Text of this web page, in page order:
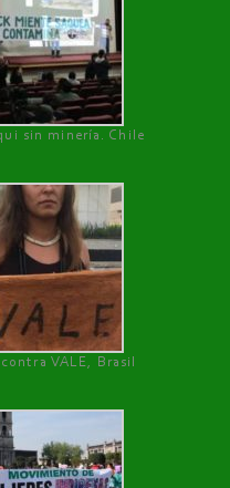
sin minería. Chile
VALE, Brasil